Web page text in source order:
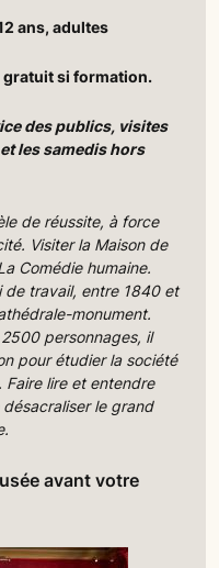
ans, adultes
gratuit si formation.
des publics, visites
les samedis hors
de réussite, à force
Visiter la Maison de
Comédie humaine.
de travail, entre 1840 et
monument.
personnages, il
pour étudier la société
Faire lire et entendre
le grand
avant votre